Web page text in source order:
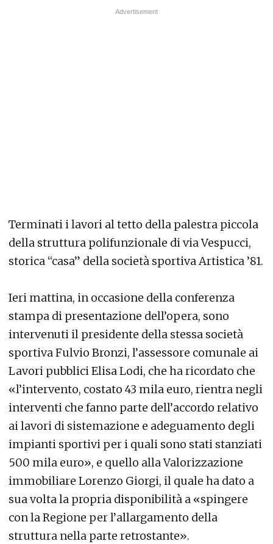
Terminati i lavori al tetto della palestra piccola
della struttura polifunzionale di via Vespucci,
storica “casa” della società sportiva Artistica ’81.
Ieri mattina, in occasione della conferenza
stampa di presentazione dell’opera, sono
intervenuti il presidente della stessa società
sportiva Fulvio Bronzi, l’assessore comunale ai
Lavori pubblici Elisa Lodi, che ha ricordato che
«l’intervento, costato 43 mila euro, rientra negli
interventi che fanno parte dell’accordo relativo
ai lavori di sistemazione e adeguamento degli
impianti sportivi per i quali sono stati stanziati
500 mila euro», e quello alla Valorizzazione
immobiliare Lorenzo Giorgi, il quale ha dato a
sua volta la propria disponibilità a «spingere
con la Regione per l’allargamento della
struttura nella parte retrostante».